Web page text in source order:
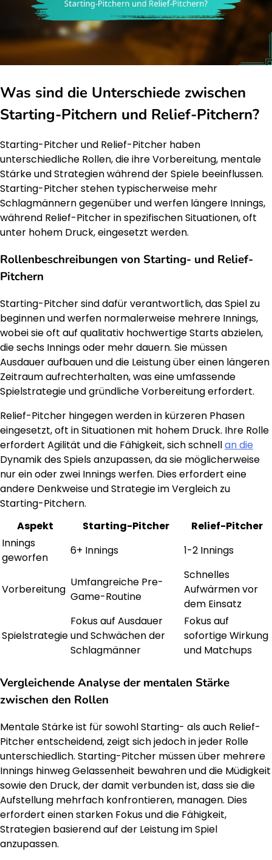
Was sind die Unterschiede zwischen
Starting-Pitchern und Relief-Pitchern?
Starting-Pitcher und Relief-Pitcher haben
unterschiedliche Rollen, die ihre Vorbereitung, mentale
Stärke und Strategien während der Spiele beeinflussen.
Starting-Pitcher stehen typischerweise mehr
Schlagmännern gegenüber und werfen längere Innings,
während Relief-Pitcher in spezifischen Situationen, oft
unter hohem Druck, eingesetzt werden.
Rollenbeschreibungen von Starting- und Relief-
Pitchern
Starting-Pitcher sind dafür verantwortlich, das Spiel zu
beginnen und werfen normalerweise mehrere Innings,
wobei sie oft auf qualitativ hochwertige Starts abzielen,
die sechs Innings oder mehr dauern. Sie müssen
Ausdauer aufbauen und die Leistung über einen längeren
Zeitraum aufrechterhalten, was eine umfassende
Spielstrategie und gründliche Vorbereitung erfordert.
Relief-Pitcher hingegen werden in kürzeren Phasen
eingesetzt, oft in Situationen mit hohem Druck. Ihre Rolle
erfordert Agilität und die Fähigkeit, sich schnellan die
Dynamik des Spiels anzupassen, da sie möglicherweise
nur ein oder zwei Innings werfen. Dies erfordert eine
andere Denkweise und Strategie im Vergleich zu
Starting-Pitchern.
Aspekt
Starting-Pitcher
Relief-Pitcher
Innings
geworfen
6+ Innings 1-2 Innings
Vorbereitung
Umfangreiche Pre-
Game-Routine
Schnelles
Aufwärmen vor
dem Einsatz
Spielstrategie
Fokus auf Ausdauer
und Schwächen der
Schlagmänner
Fokus auf
sofortige Wirkung
und Matchups
Vergleichende Analyse der mentalen Stärke
zwischen den Rollen
Mentale Stärke ist für sowohl Starting- als auch Relief-
Pitcher entscheidend, zeigt sich jedoch in jeder Rolle
unterschiedlich. Starting-Pitcher müssen über mehrere
Innings hinweg Gelassenheit bewahren und die Müdigkeit
sowie den Druck, der damit verbunden ist, dass sie die
Aufstellung mehrfach konfrontieren, managen. Dies
erfordert einen starken Fokus und die Fähigkeit,
Strategien basierend auf der Leistung im Spiel
anzupassen.